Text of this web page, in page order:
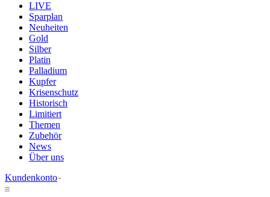
LIVE
Sparplan
Neuheiten
Gold
Silber
Platin
Palladium
Kupfer
Krisenschutz
Historisch
Limitiert
Themen
Zubehör
News
Über uns
Kundenkonto